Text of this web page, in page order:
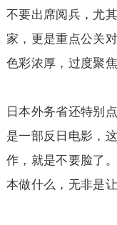
不要出席阅兵，尤
家，更是重点公关
色彩浓厚，过度聚焦
日本外务省还特别
是一部反日电影，
作，就是不要脸了
本做什么，无非是